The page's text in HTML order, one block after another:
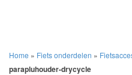
Home » Fiets onderdelen »
parapluhouder-drycycle